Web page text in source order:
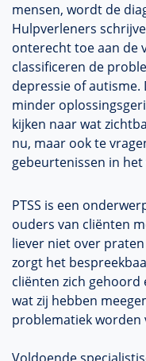
mensen, wordt de
Hulpverleners
onterecht toe aan de
classificeren de
depressie of
minder
kijken naar wat
nu, maar ook te
gebeurtenissen in het
PTSS is een
ouders van cliënten
liever niet over
zorgt het
cliënten zich gehoord
wat zij hebben
problematiek worden